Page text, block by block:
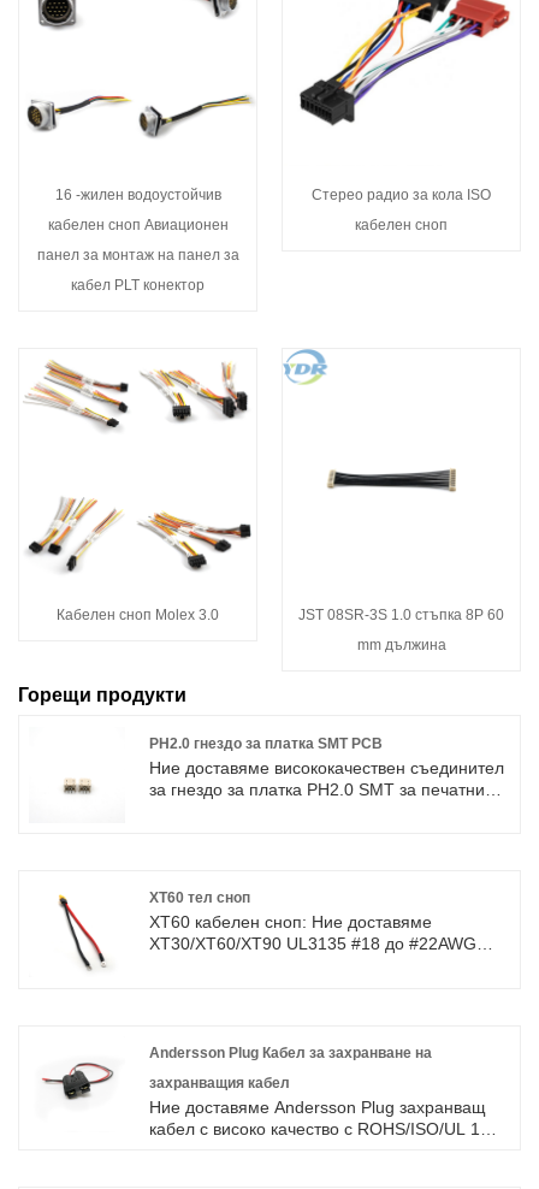
16 -жилен водоустойчив
кабелен сноп Авиационен
панел за монтаж на панел за
кабел PLT конектор
Стерео радио за кола ISO
кабелен сноп
Кабелен сноп Molex 3.0
JST 08SR-3S 1.0 стъпка 8P 60
mm дължина
Горещи продукти
PH2.0 гнездо за платка SMT PCB
Ние доставяме висококачествен съединител
за гнездо за платка PH2.0 SMT за печатни
обхващайки по -голямата част от пазара в
Азия, Европа и Америка. Очакваме да
станем ваши дългосрочни партньори в
XT60 тел сноп
XT60 кабелен сноп: Ние доставяме
XT30/XT60/XT90 UL3135 #18 до #22AWG
на 10 години, обхващайки по -голямата част
от пазара в Азия, Европа и Америка.
Очакваме да станем ваши дългосрочни
партньори в Китай.XT30/XT60/XT90 Входно
и изходно захранващо кабелно захранване.
Andersson Plug Кабел за захранване на
захранващия кабел
Ние доставяме Andersson Plug захранващ
кабел с високо качество с ROHS/ISO/UL 1